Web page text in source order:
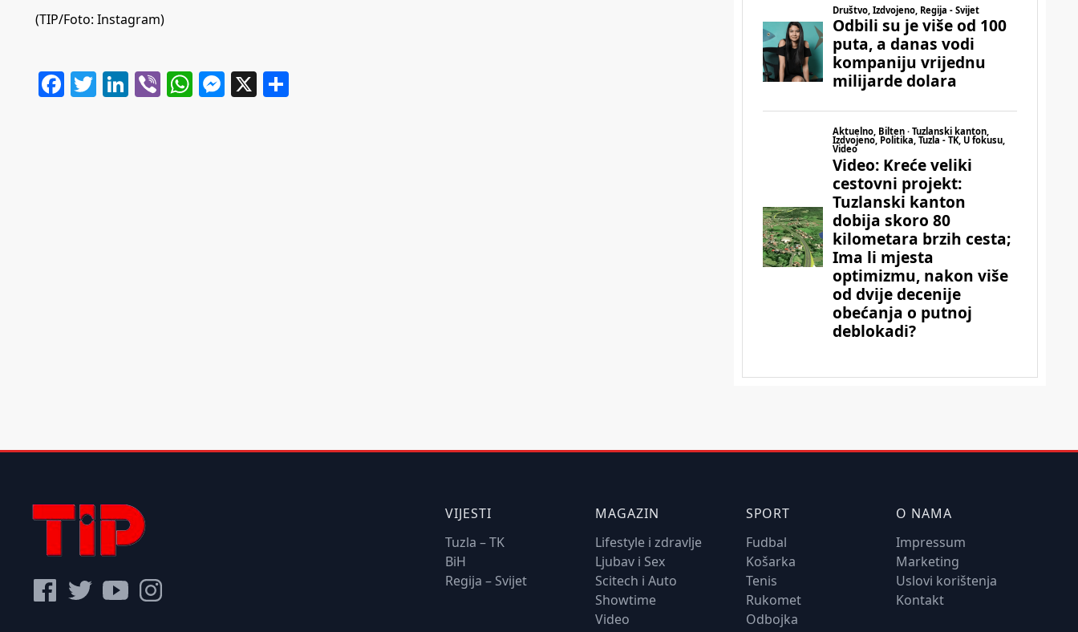
(TIP/Foto: Instagram)
Facebook
Twitter
LinkedIn
ViberWhatsApp
Messenger
X
VIJESTI
Tuzla – TK
BiH
Regija – Svijet
MAGAZIN
Lifestyle i zdravlje
Ljubav i Sex
Scitech i Auto
Showtime
Video
SPORT
Fudbal
Košarka
Tenis
Rukomet
Odbojka
O NAMA
Impressum
Marketing
Uslovi korištenja
Kontakt